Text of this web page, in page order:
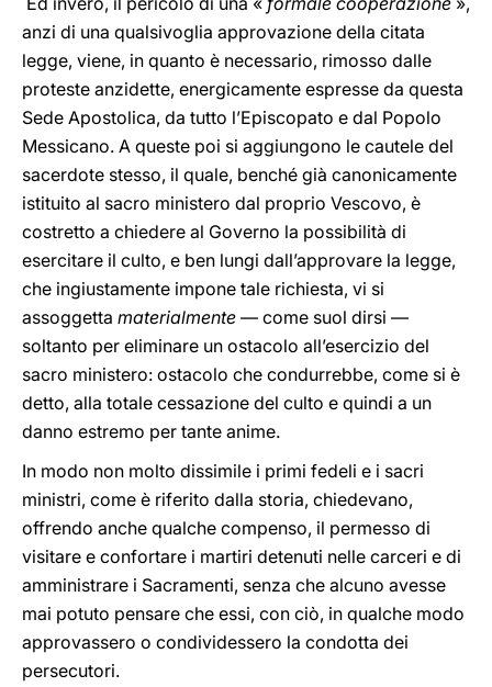
anzi di una qualsivoglia approvazione della citata
legge, viene, in quanto è necessario, rimosso dalle
proteste anzidette, energicamente espresse da questa
Sede Apostolica, da tutto l’Episcopato e dal Popolo
Messicano. A queste poi si aggiungono le cautele del
sacerdote stesso, il quale, benché già canonicamente
istituito al sacro ministero dal proprio Vescovo, è
costretto a chiedere al Governo la possibilità di
esercitare il culto, e ben lungi dall’approvare la legge,
che ingiustamente impone tale richiesta, vi si
assoggetta materialmente — come suol dirsi —
soltanto per eliminare un ostacolo all’esercizio del
sacro ministero: ostacolo che condurrebbe, come si è
detto, alla totale cessazione del culto e quindi a un
danno estremo per tante anime.
In modo non molto dissimile i primi fedeli e i sacri
ministri, come è riferito dalla storia, chiedevano,
offrendo anche qualche compenso, il permesso di
visitare e confortare i martiri detenuti nelle carceri e di
amministrare i Sacramenti, senza che alcuno avesse
mai potuto pensare che essi, con ciò, in qualche modo
approvassero o condividessero la condotta dei
persecutori.